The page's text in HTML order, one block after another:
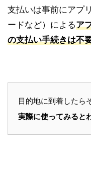
支払いは事前にアプ
ードなど）によるア
の支払い手続きは不
目的地に到着したら
実際に使ってみると